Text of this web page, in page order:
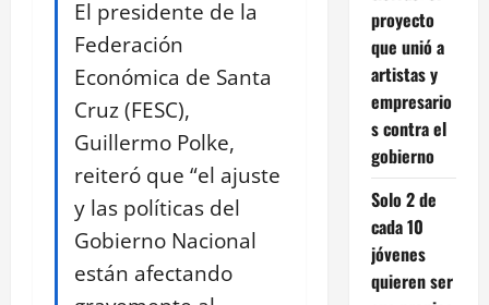
El presidente de la
Federación
Económica de Santa
Cruz (FESC),
Guillermo Polke,
reiteró que “el ajuste
y las políticas del
Gobierno Nacional
están afectando
proyecto
que unió a
artistas y
empresario
s contra el
gobierno
Solo 2 de
cada 10
jóvenes
quieren ser